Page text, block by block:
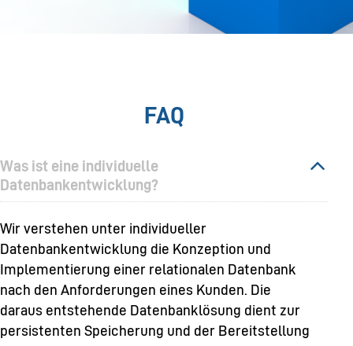
FAQ
Was ist eine individuelle
Datenbankentwicklung?
Wir verstehen unter individueller
Datenbankentwicklung die Konzeption und
Implementierung einer relationalen Datenbank
nach den Anforderungen eines Kunden. Die
daraus entstehende Datenbanklösung dient zur
persistenten Speicherung und der Bereitstellung